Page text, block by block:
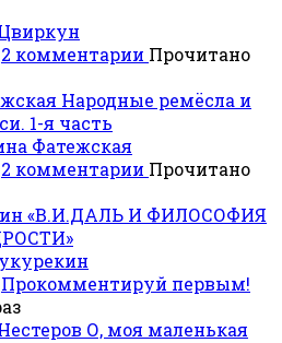
2 комментарии Прочитано
Народные ремёсла и
1-я часть
Фатежская
2 комментарии Прочитано
«В.И.ДАЛЬ И ФИЛОСОФИЯ
Прокомментируй первым!
О, моя маленькая